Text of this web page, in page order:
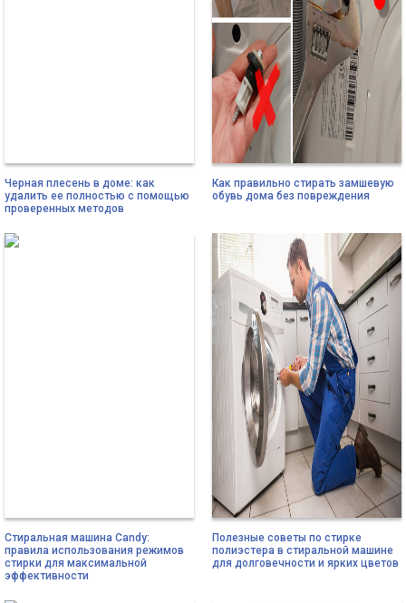
Черная плесень в доме: как
удалить ее полностью с помощью
проверенных методов
Как правильно стирать замшевую
обувь дома без повреждения
Стиральная машина Candy:
правила использования режимов
стирки для максимальной
эффективности
Полезные советы по стирке
полиэстера в стиральной машине
для долговечности и ярких цветов